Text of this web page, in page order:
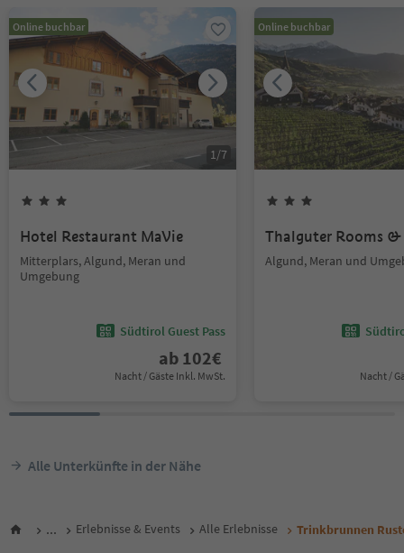
Online buchbar
1/7
Hotel Restaurant MaVie
Mitterplars, Algund, Meran und
Umgebung
Südtirol Guest Pass
ab 102€
Nacht / Gäste Inkl. MwSt.
Online buchbar
Thalguter Rooms
Algund, Meran und
Nacht /
Alle Unterkünfte in der Nähe
... Erlebnisse & Events Alle Erlebnisse Trinkbrunnen